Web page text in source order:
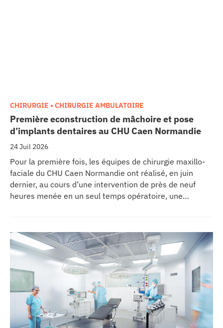
Première econstruction de mâchoire et pose
d’implants dentaires au CHU Caen Normandie
24 Juil 2026
CHIRURGIE • CHIRURGIE AMBULATOIRE
Pour la première fois, les équipes de chirurgie maxillo-
faciale du CHU Caen Normandie ont réalisé, en juin
dernier, au cours d’une intervention de près de neuf
heures menée en un seul temps opératoire, une